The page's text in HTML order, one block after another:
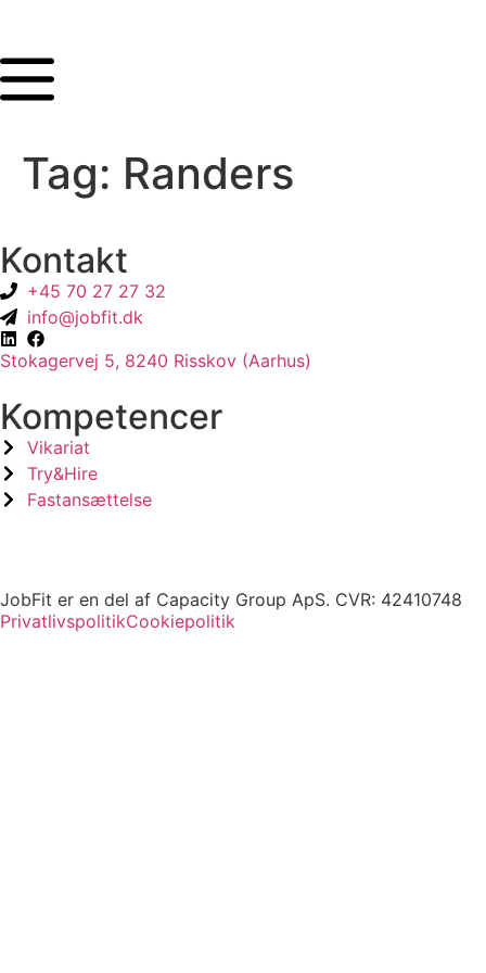
Tag: Randers
Kontakt
+45 70 27 27 32
info@jobfit.dk
Stokagervej 5, 8240 Risskov (Aarhus)
Kompetencer
Vikariat
Try&Hire
Fastansættelse
JobFit er en del af Capacity Group ApS. CVR: 42410748
PrivatlivspolitikCookiepolitik